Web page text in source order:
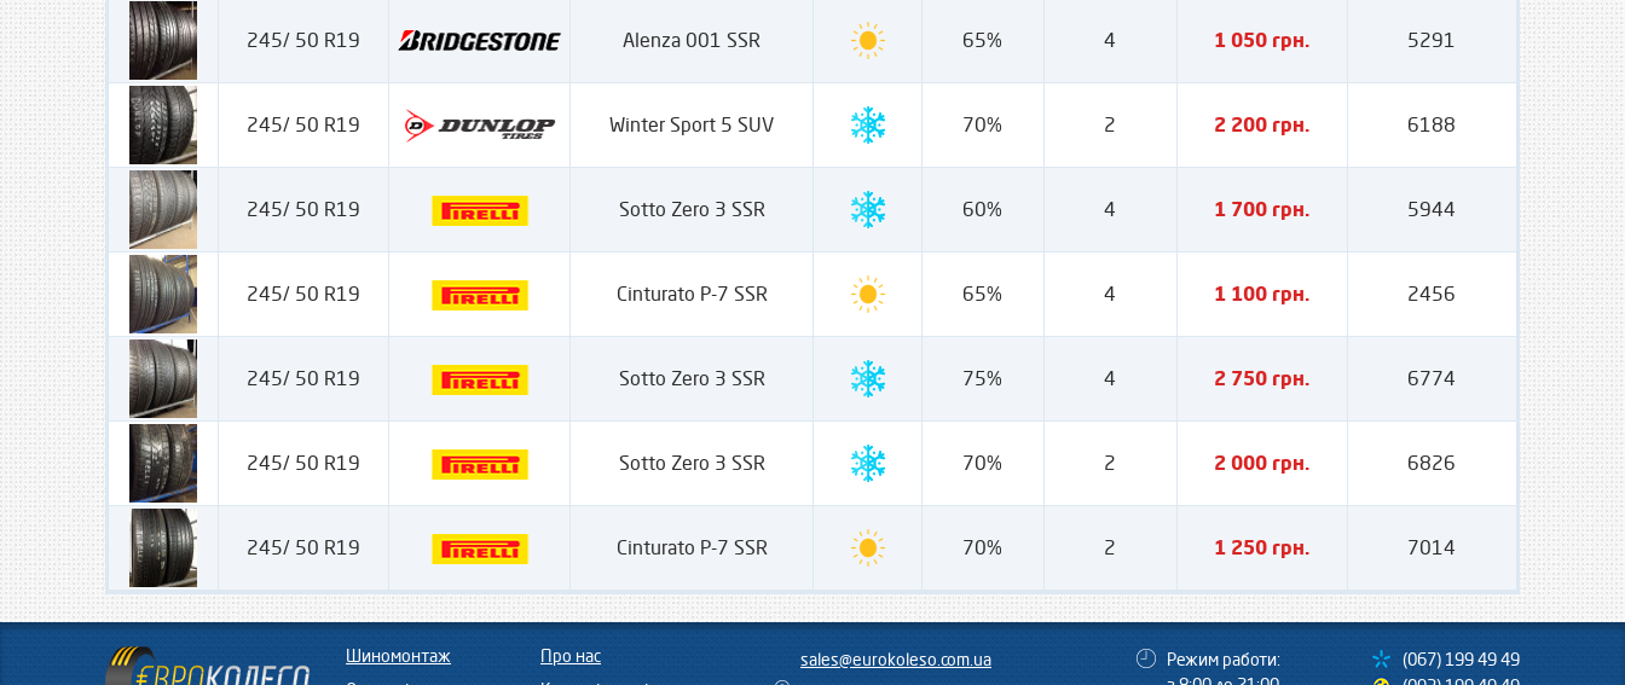
245/ 50 R19 Alenza 001 SSR 65% 4 1 050 грн. 5291
245/ 50 R19 Winter Sport 5 SUV 70% 2 2 200 грн. 6188
245/ 50 R19 Sotto Zero 3 SSR 60% 4 1 700 грн. 5944
245/ 50 R19 Cinturato P-7 SSR 65% 4 1 100 грн. 2456
245/ 50 R19 Sotto Zero 3 SSR 75% 4 2 750 грн. 6774
245/ 50 R19 Sotto Zero 3 SSR 70% 2 2 000 грн. 6826
245/ 50 R19 Cinturato P-7 SSR 70% 2 1 250 грн. 7014
Шиномонтаж
Про нас
sales@eurokoleso.com.ua
Режим работи:
(067) 199 49 49